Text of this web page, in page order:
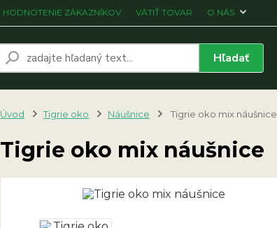
HODNOTENIE ZÁKAZNÍKOV VÁTIŤ TOVAR O NÁS
Hľadať
Úvod Tigrie oko Náušnice Tigrie oko mix náušnice
Tigrie oko mix náušnice